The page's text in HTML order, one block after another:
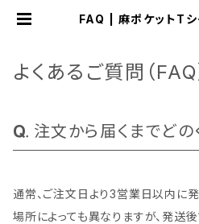
FAQ | 麻ポケットTシ
よくあるご質問（FAQ
注文から届くまでどの
通常、ご注文日より3営業日以内に発
場所によっても異なりますが、発送